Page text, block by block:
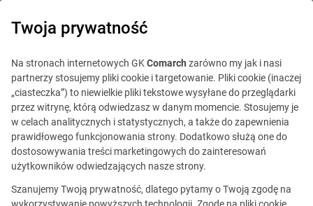
Konsultant ds. wdrożeń (Telekomunikacja)
Twoja prywatność
Na stronach internetowych GKComarch zarówno my jak i nasi
partnerzy stosujemy pliki cookie i targetowanie. Pliki cookie (inaczej
„ciasteczka”) to niewielkie pliki tekstowe wysyłane do przeglądarki
przez witrynę, którą odwiedzasz w danym momencie. Stosujemy je
w celach analitycznych i statystycznych, a także do zapewnienia
prawidłowego funkcjonowania strony. Dodatkowo służą one do
dostosowywania treści marketingowych do zainteresowań
użytkowników odwiedzających nasze strony.
Szanujemy Twoją prywatność, dlatego pytamy o Twoją zgodę na